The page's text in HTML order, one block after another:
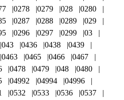
0278 0279 028
0280
0287 0288 0289
029
0296 0297 0299
03
043 0436 0438
0439
0463 0465 0466
0467
0478 0479 048
0480
04992 04994
04996
0532 0533 0536
0537